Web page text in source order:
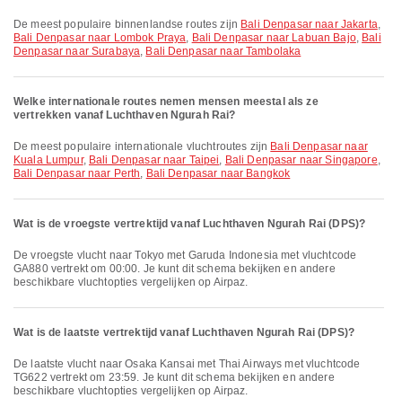
De meest populaire binnenlandse routes zijn Bali Denpasar naar Jakarta,
Bali Denpasar naar Lombok Praya, Bali Denpasar naar Labuan Bajo, Bali
Denpasar naar Surabaya, Bali Denpasar naar Tambolaka
Welke internationale routes nemen mensen meestal als ze
vertrekken vanaf Luchthaven Ngurah Rai?
De meest populaire internationale vluchtroutes zijn Bali Denpasar naar
Kuala Lumpur, Bali Denpasar naar Taipei, Bali Denpasar naar Singapore,
Bali Denpasar naar Perth, Bali Denpasar naar Bangkok
Wat is de vroegste vertrektijd vanaf Luchthaven Ngurah Rai (DPS)?
De vroegste vlucht naar Tokyo met Garuda Indonesia met vluchtcode
GA880 vertrekt om 00:00. Je kunt dit schema bekijken en andere
beschikbare vluchtopties vergelijken op Airpaz.
Wat is de laatste vertrektijd vanaf Luchthaven Ngurah Rai (DPS)?
De laatste vlucht naar Osaka Kansai met Thai Airways met vluchtcode
TG622 vertrekt om 23:59. Je kunt dit schema bekijken en andere
beschikbare vluchtopties vergelijken op Airpaz.